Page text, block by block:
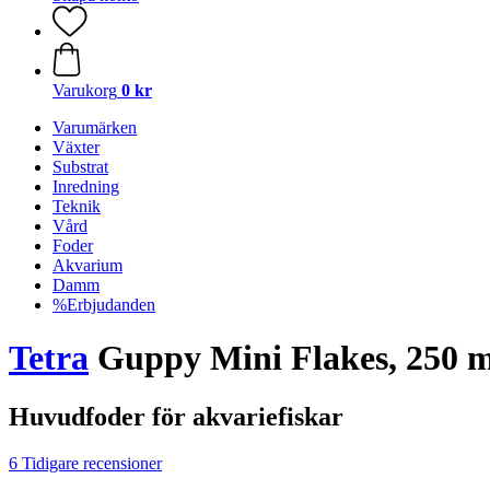
Varukorg 0 kr
Varumärken
Växter
Substrat
Inredning
Teknik
Vård
Foder
Akvarium
Damm
%Erbjudanden
Tetra Guppy Mini Flakes, 250
Huvudfoder för akvariefiskar
6 Tidigare recensioner